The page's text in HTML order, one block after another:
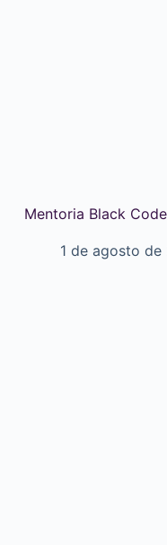
Mentoria Black
1 de agosto de